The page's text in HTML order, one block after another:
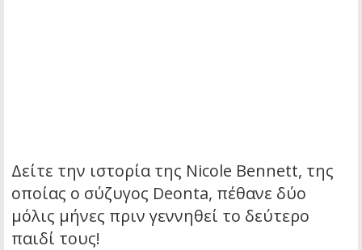
Δείτε την ιστορία της Nicole Bennett, της
οποίας ο σύζυγος Deonta, πέθανε δύο
μόλις μήνες πριν γεννηθεί το δεύτερο
παιδί τους!